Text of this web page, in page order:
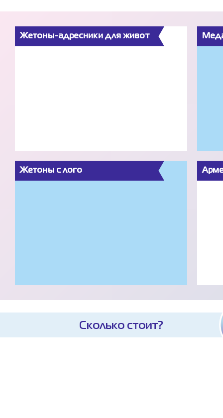
Жетоны-адресники для живот
Жетоны с лого
Сколько стоит?